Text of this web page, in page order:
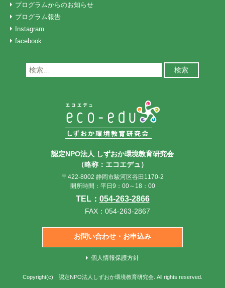
プログラムからのお知らせ
プログラム報告
Instagram
facebook
検
索:
認定NPO法人 しずおか環境教育研究会
（略称：エコエデュ）
〒422-8002 静岡市駿河区谷田1170-2
開所時間：平日9：00～18：00
TEL： 054-263-2866
FAX：054-263-2867
お問い合わせ・お申込み
個人情報保護方針
Copyright(c) 認定NPO法人しずおか環境教育研究会 . All rights reserved.